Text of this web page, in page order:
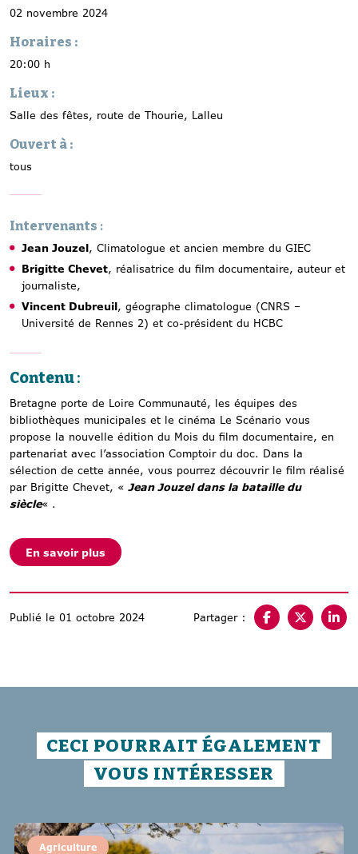
02 novembre 2024
Horaires :
20:00 h
Lieux :
Salle des fêtes, route de Thourie, Lalleu
Ouvert à :
tous
Intervenants :
Jean Jouzel, Climatologue et ancien membre du GIEC
Brigitte Chevet, réalisatrice du film documentaire, auteur et
journaliste,
Vincent Dubreuil, géographe climatologue (CNRS –
Université de Rennes 2) et co-président du HCBC
Contenu:
Bretagne porte de Loire Communauté, les équipes des
bibliothèques municipales et le cinéma Le Scénario vous
propose la nouvelle édition du Mois du film documentaire, en
partenariat avec l’association Comptoir du doc. Dans la
sélection de cette année, vous pourrez découvrir le film réalisé
par Brigitte Chevet, « Jean Jouzel dans la bataille du
siècle« .
En savoir plus
Publié le 01 octobre 2024 Partager :
CECI POURRAIT ÉGALEMENT
VOUS INTÉRESSER
Agriculture